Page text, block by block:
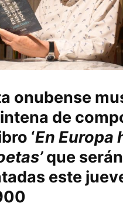
onubense
de
‘En Europa
que serán
este